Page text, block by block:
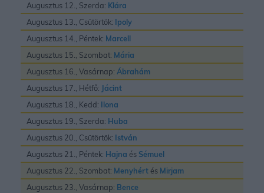
Augusztus 12., Szerda: Klára
Augusztus 13., Csütörtök: Ipoly
Augusztus 14., Péntek: Marcell
Augusztus 15., Szombat: Mária
Augusztus 16., Vasárnap: Ábrahám
Augusztus 17., Hétfő: Jácint
Augusztus 18., Kedd: Ilona
Augusztus 19., Szerda: Huba
Augusztus 20., Csütörtök: István
Augusztus 21., Péntek: Hajna és Sémuel
Augusztus 22., Szombat: Menyhért és Mirjam
Augusztus 23., Vasárnap: Bence